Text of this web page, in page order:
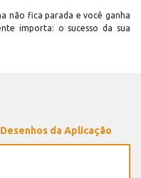
não fica parada e você ganha
importa: o sucesso da sua
Desenhos da Aplicação